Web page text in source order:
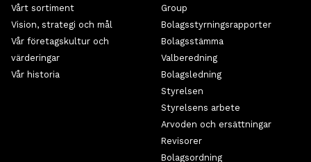
Vårt sortiment
Vision, strategi och mål
Vår företagskultur och
värderingar
Vår historia
Group
Bolagsstyrningsrapporter
Bolagsstämma
Valberedning
Bolagsledning
Styrelsen
Styrelsens arbete
Arvoden och ersättningar
Revisorer
Bolagsordning